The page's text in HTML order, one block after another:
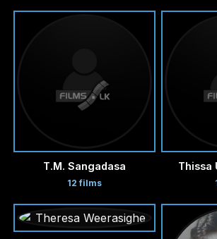
T.M. Sangadasa
12 films
Thissa